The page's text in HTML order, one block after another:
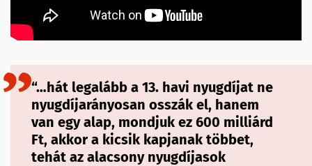
“…hát legalább a 13. havi nyugdíjat ne
nyugdíjarányosan osszák el, hanem
van egy alap, mondjuk ez 600 milliárd
Ft, akkor a kicsik kapjanak többet,
tehát az alacsony nyugdíjasok